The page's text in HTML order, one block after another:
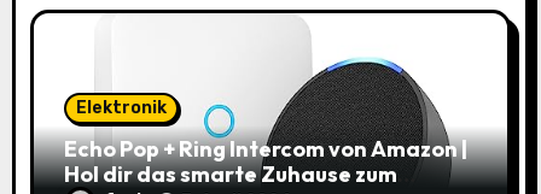
Elektronik
Echo Pop + Ring Intercom von Amazon |
Hol dir das smarte Zuhause zum